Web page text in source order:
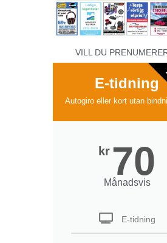
VILL DU
E-tidning
Autogiro eller kort utan
kr 70
Månadsvis
E-tidning